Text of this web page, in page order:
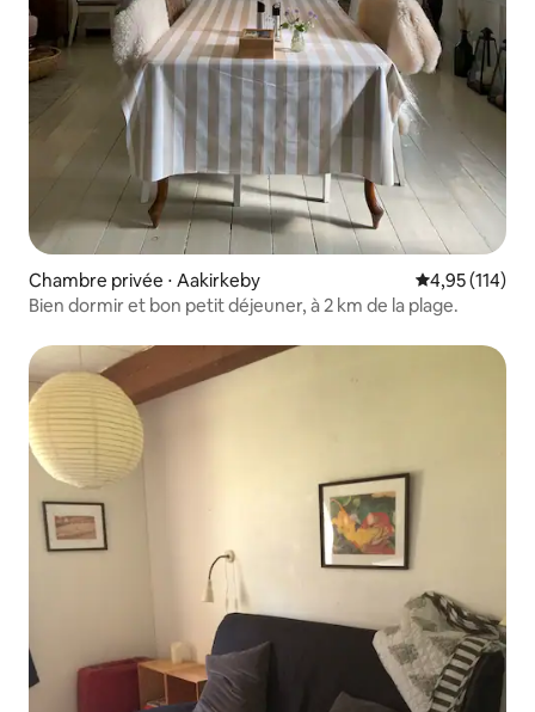
Chambre privée ⋅ Aakirkeby Évaluation
4,95 (114)
Bien dormir et bon petit déjeuner, à 2 km de la plage.